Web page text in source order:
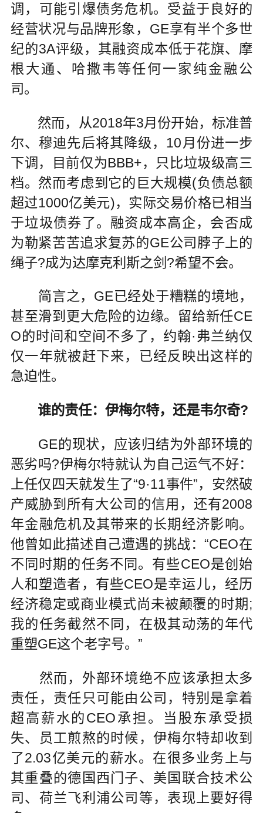
调，可能引爆债务危机。受益于良好的
经营状况与品牌形象，GE享有半个多世
纪的3A评级，其融资成本低于花旗、摩
根大通、哈撒韦等任何一家纯金融公
司。
然而，从2018年3月份开始，标准普
尔、穆迪先后将其降级，10月份进一步
下调，目前仅为BBB+，只比垃圾级高三
档。然而考虑到它的巨大规模(负债总额
超过1000亿美元)，实际交易价格已相当
于垃圾债券了。融资成本高企，会否成
为勒紧苦苦追求复苏的GE公司脖子上的
绳子?成为达摩克利斯之剑?希望不会。
简言之，GE已经处于糟糕的境地，
甚至滑到更大危险的边缘。留给新任CE
O的时间和空间不多了，约翰·弗兰纳仅
仅一年就被赶下来，已经反映出这样的
急迫性。
谁的责任：伊梅尔特，还是韦尔奇?
GE的现状，应该归结为外部环境的
恶劣吗?伊梅尔特就认为自己运气不好：
上任仅四天就发生了“9·11事件”，安然破
产威胁到所有大公司的信用，还有2008
年金融危机及其带来的长期经济影响。
他曾如此描述自己遭遇的挑战：“CEO在
不同时期的任务不同。有些CEO是创始
人和塑造者，有些CEO是幸运儿，经历
经济稳定或商业模式尚未被颠覆的时期;
我的任务截然不同，在极其动荡的年代
重塑GE这个老字号。”
然而，外部环境绝不应该承担太多
责任，责任只可能由公司，特别是拿着
超高薪水的CEO承担。当股东承受损
失、员工煎熬的时候，伊梅尔特却收到
了2.03亿美元的薪水。在很多业务上与
其重叠的德国西门子、美国联合技术公
司、荷兰飞利浦公司等，表现上要好得